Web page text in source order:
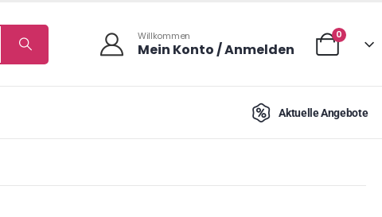
Willkommen
Mein Konto / Anmelden
0
Aktuelle Angebote